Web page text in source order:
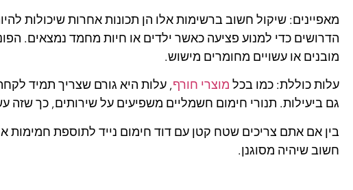
מאפיינים: שיקול חשוב ברשימות אלו הן תכונות אחרות שיכולות
הדרושים כדי למנוע פציעה כאשר ילדים או חיות מחמד נמצאים.
מובנים או עשויים מחומרים מישוש.
עלות כוללת: כמו בכל מוצרי חורף, עלות היא גורם שצריך תמיד
גם ביעילות. תנורי חימום חשמליים משפיעים על שירותים, כך
בין אם אתם צריכים שטח קטן עם דוד חימום נייד לתוספת חמימות
חשוב שיהיה מסוגנן.